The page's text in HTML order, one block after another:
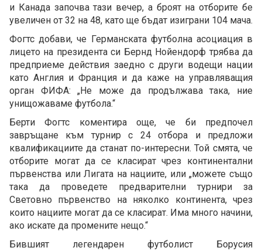
и Канада започва тази вечер, а броят на отборите бе
увеличен от 32 на 48, като ще бъдат изиграни 104 мача.
Фогтс добави, че Германската футболна асоциация в
лицето на президента си Бернд Нойендорф трябва да
предприеме действия заедно с други водещи нации
като Англия и Франция и да каже на управляващия
орган ФИФА: „Не може да продължава така, ние
унищожаваме футбола.“
Берти Фогтс коментира още, че би предпочел
завръщане към турнир с 24 отбора и предложи
квалификациите да станат по-интересни. Той смята, че
отборите могат да се класират чрез континентални
първенства или Лигата на нациите, или „можете също
така да проведете предварителни турнири за
Световно първенство на няколко континента, чрез
които нациите могат да се класират. Има много начини,
ако искате да промените нещо.“
Бившият легендарен футболист Борусия